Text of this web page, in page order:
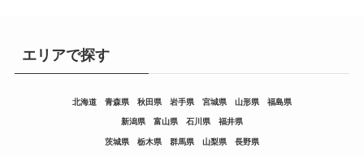
エリアで探す
北海道 青森県 秋田県 岩手県 宮城県 山形県 福島県
新潟県 富山県 石川県 福井県
茨城県 栃木県 群馬県 山梨県 長野県